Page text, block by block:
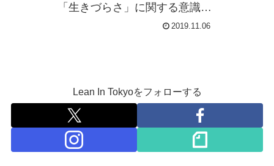
「生きづらさ」に関する意識調
2019.11.06
Lean In Tokyoをフォローする